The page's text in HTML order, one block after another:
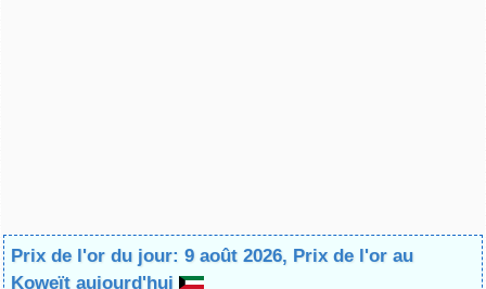
Prix de l'or du jour: 9 août 2026, Prix de l'or au
Koweït aujourd'hui